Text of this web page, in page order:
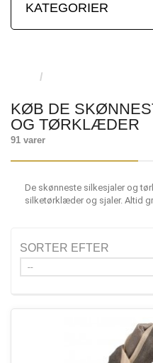
KATEGORIER
KØB DE
OG TØRKLÆDER
91 varer
De skønneste silkesjaler og
silketørklæder og sjaler. Altid
SORTER EFTER